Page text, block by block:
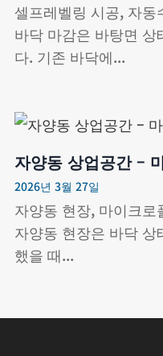
셀프레벨링 시공, 자동
바닥 마감은 바탕면
다. 기존 바닥에...
자양동 상업공간 –
2026년 3월 27일
자양동 현장, 마이크
자양동 현장은 바닥
했을 때...